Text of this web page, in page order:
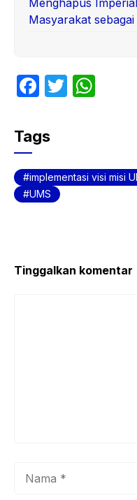
Masyarakat
F
c
e
b
o
T
A
Tags
implementasi visi misi
UMS
Tinggalkan komentar